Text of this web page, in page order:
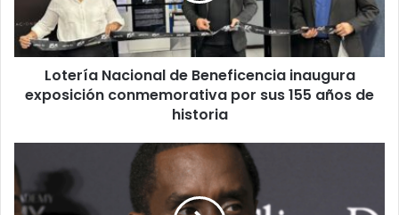
conmemorativa
por
sus
años
Lotería Nacional de Beneficencia inaugura
exposición conmemorativa por sus 155 años de
historia
“Diddy”
absuelto